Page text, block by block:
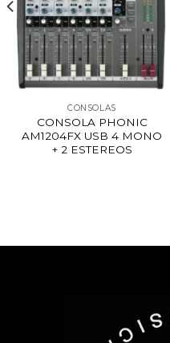
CONSOLAS
CONSOLA PHONIC
AM1204FX USB 4 MONO
+ 2 ESTEREOS